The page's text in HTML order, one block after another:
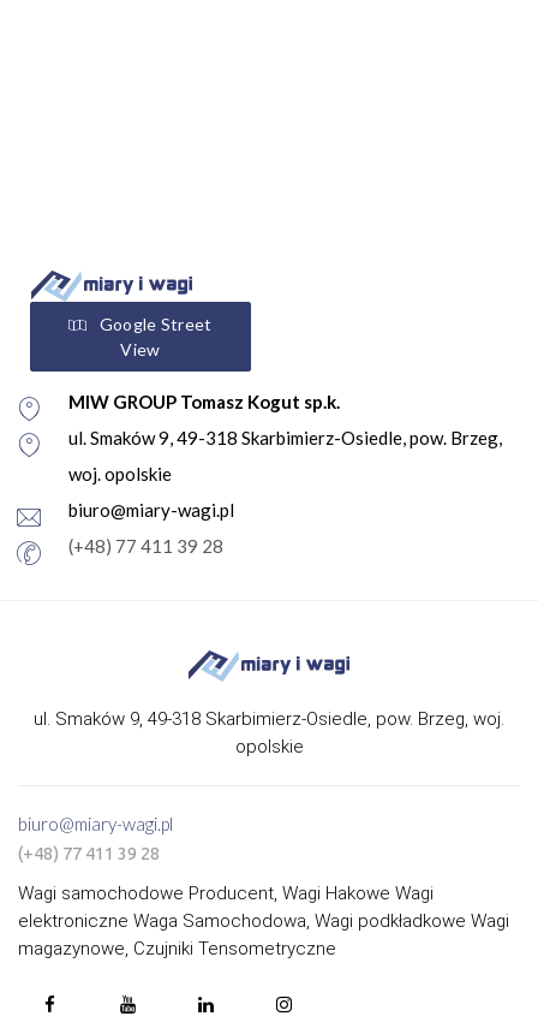
Google Street
View
MIW GROUP Tomasz Kogut sp.k.
ul. Smaków 9, 49-318 Skarbimierz-Osiedle, pow. Brzeg,
woj. opolskie
biuro@miary-wagi.pl
(+48) 77 411 39 28
ul. Smaków 9, 49-318 Skarbimierz-Osiedle, pow. Brzeg, woj.
opolskie
biuro@miary-wagi.pl
(+48) 77 411 39 28
Wagi samochodowe Producent, Wagi Hakowe Wagi
elektroniczne Waga Samochodowa, Wagi podkładkowe Wagi
magazynowe, Czujniki Tensometryczne